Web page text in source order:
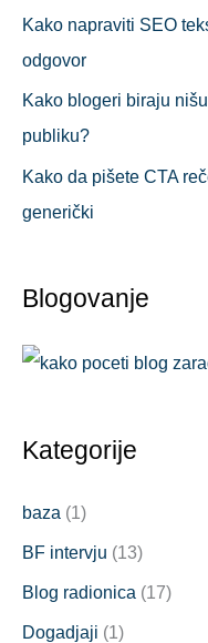
Kako napraviti SEO
odgovor
Kako blogeri biraju
publiku?
Kako da pišete CTA
generički
Blogovanje
Kategorije
baza (1)
BF intervju (13)
Blog radionica (17)
Dogadjaji (1)